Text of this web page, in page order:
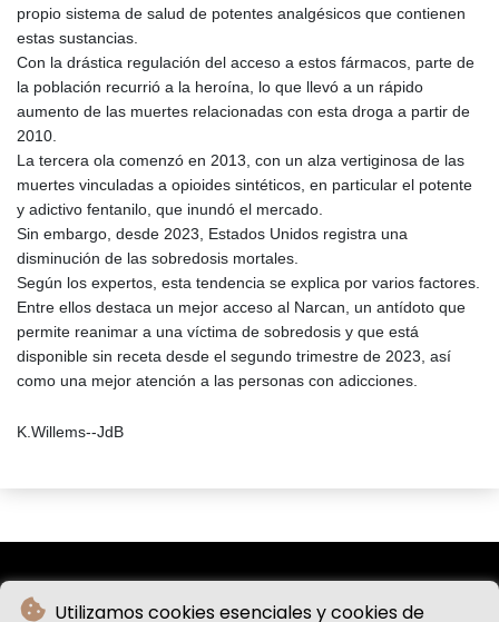
Utilizamos cookies esenciales y cookies de
propio sistema de salud de potentes analgésicos que contienen
estas sustancias.
Con la drástica regulación del acceso a estos fármacos, parte de
la población recurrió a la heroína, lo que llevó a un rápido
aumento de las muertes relacionadas con esta droga a partir de
2010.
La tercera ola comenzó en 2013, con un alza vertiginosa de las
muertes vinculadas a opioides sintéticos, en particular el potente
y adictivo fentanilo, que inundó el mercado.
Sin embargo, desde 2023, Estados Unidos registra una
disminución de las sobredosis mortales.
Según los expertos, esta tendencia se explica por varios factores.
Entre ellos destaca un mejor acceso al Narcan, un antídoto que
permite reanimar a una víctima de sobredosis y que está
disponible sin receta desde el segundo trimestre de 2023, así
como una mejor atención a las personas con adicciones.
K.Willems--JdB